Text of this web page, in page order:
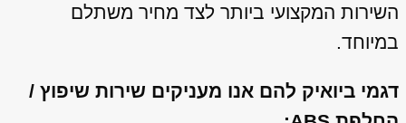
השירות המקצועי ביותר לצד מחיר משתלם
במיוחד.
דגמי ביואיק להם אנו מעניקים שירות שיפוץ /